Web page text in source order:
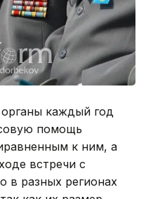
каждый год
помощь
к ним, а
встречи с
в разных регионах